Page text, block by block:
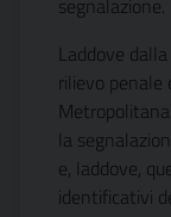
segnalazione.
Laddove
rilievo penale
la
e, laddove,
identificativi